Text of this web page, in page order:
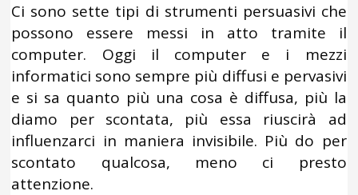
Ci sono sette tipi di strumenti persuasivi che
possono essere messi in atto tramite il
computer. Oggi il computer e i mezzi
informatici sono sempre più diffusi e pervasivi
e si sa quanto più una cosa è diffusa, più la
diamo per scontata, più essa riuscirà ad
influenzarci in maniera invisibile. Più do per
scontato qualcosa, meno ci presto
attenzione.